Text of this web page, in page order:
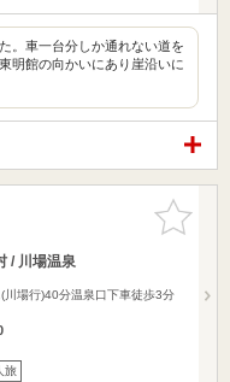
。車一台分しか通れない道を
明館の向かいにあり崖沿いに
お気に入
りに追加
/ 川場温泉
川場行)40分温泉口下車徒歩3分
旅